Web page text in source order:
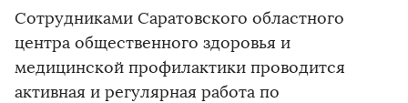
Сотрудниками Саратовского областного
центра общественного здоровья и
медицинской профилактики проводится
активная и регулярная работа по